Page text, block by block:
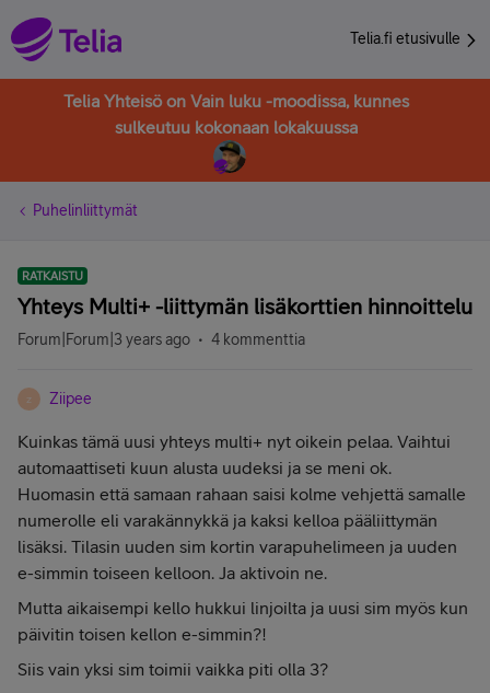
Telia.fi etusivulle
Telia Yhteisö on Vain luku -moodissa, kunnes
sulkeutuu kokonaan lokakuussa
Puhelinliittymät
RATKAISTU
Yhteys Multi+ -liittymän lisäkorttien hinnoittelu
Forum|Forum|3 years ago 4 kommenttia
Z Ziipee
Kuinkas tämä uusi yhteys multi+ nyt oikein pelaa. Vaihtui
automaattiseti kuun alusta uudeksi ja se meni ok.
Huomasin että samaan rahaan saisi kolme vehjettä samalle
numerolle eli varakännykkä ja kaksi kelloa pääliittymän
lisäksi. Tilasin uuden sim kortin varapuhelimeen ja uuden
e-simmin toiseen kelloon. Ja aktivoin ne.
Mutta aikaisempi kello hukkui linjoilta ja uusi sim myös kun
päivitin toisen kellon e-simmin?!
Siis vain yksi sim toimii vaikka piti olla 3?